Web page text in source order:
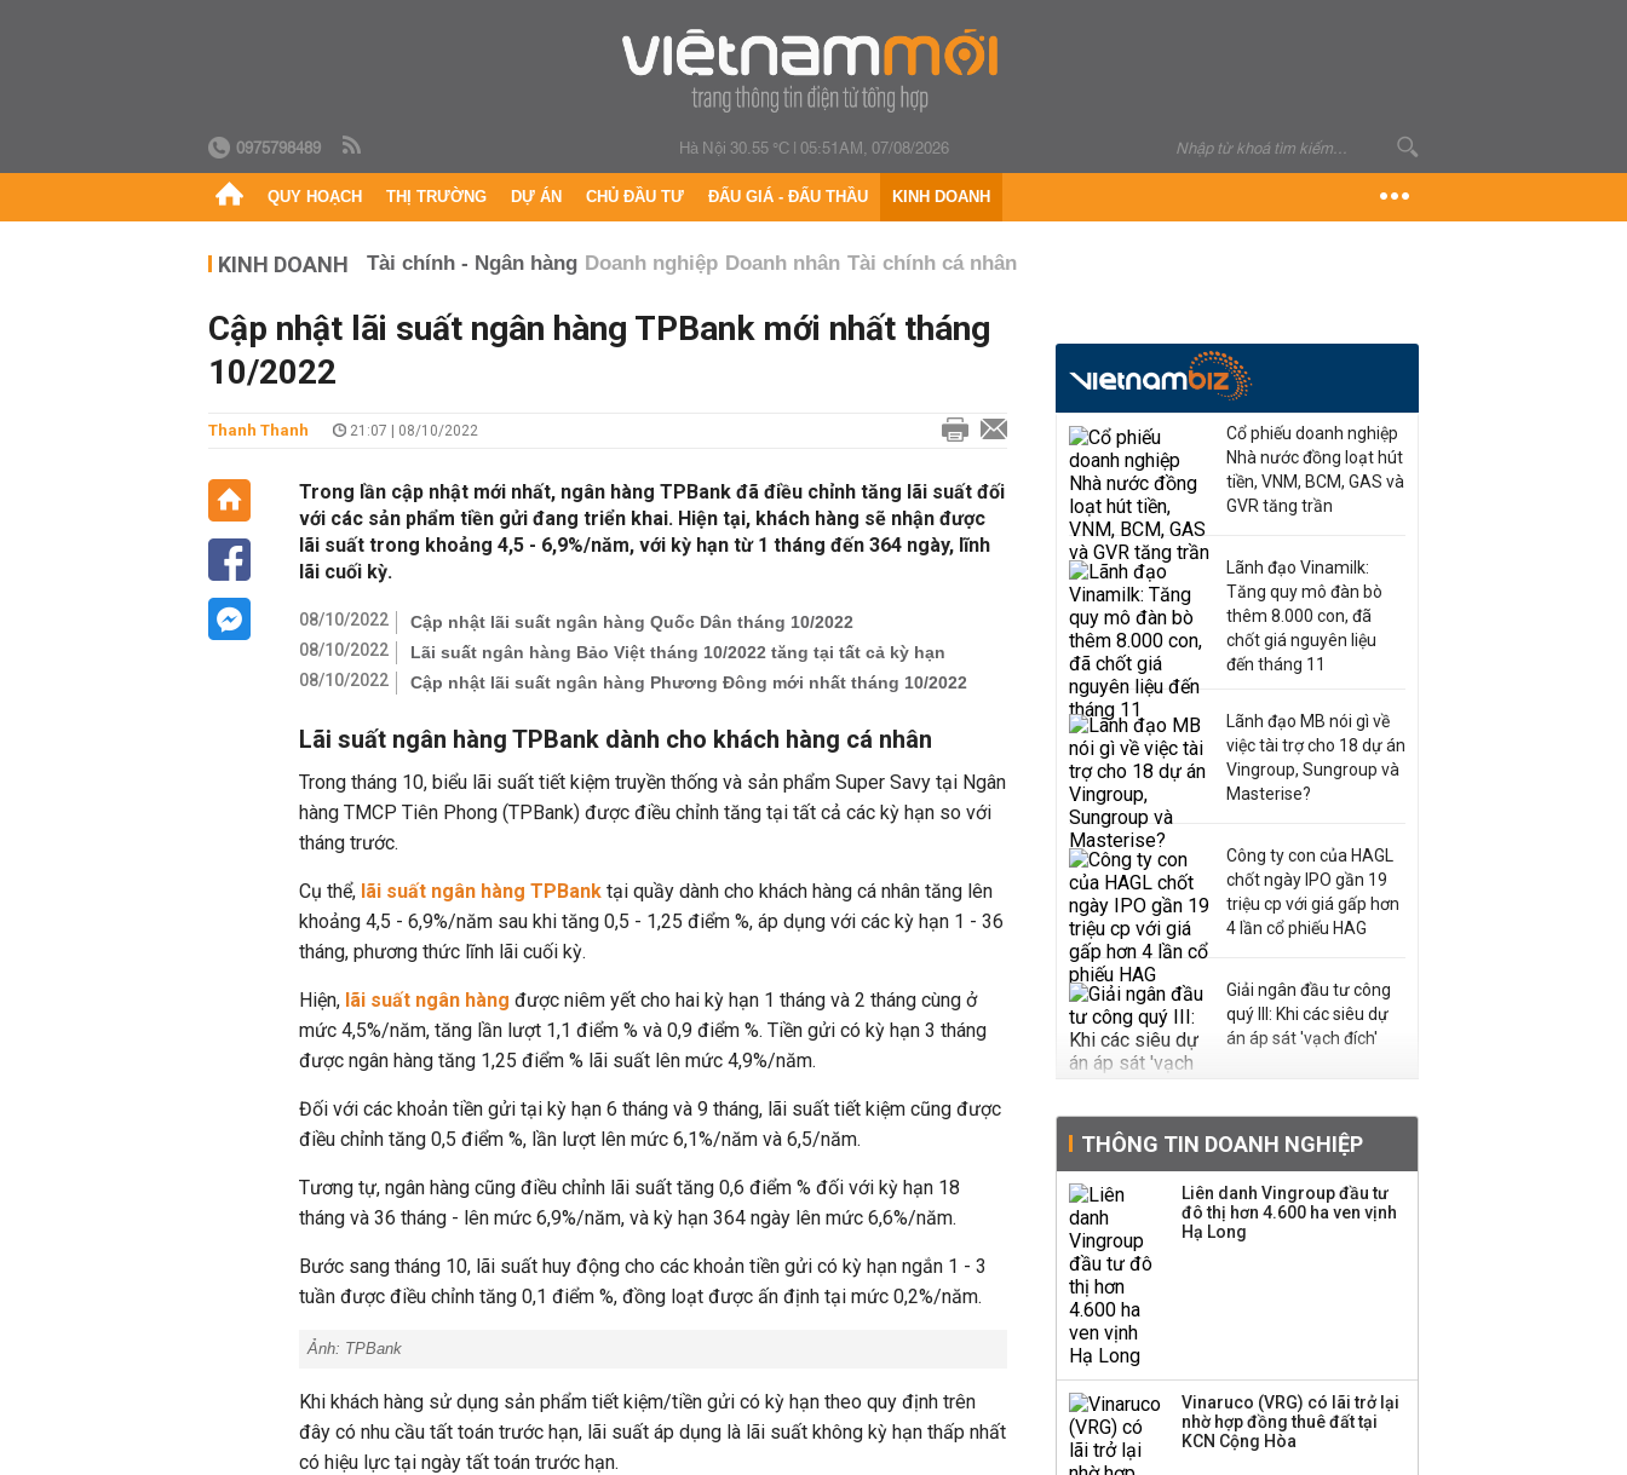
0975798489 Hà Nội 30.55 °C|05:51AM, 07/08/2026
QUY HOẠCH THỊ TRƯỜNG DỰ ÁN CHỦ ĐẦU TƯ ĐẤU GIÁ - ĐẤU THẦU KINH DOANH
KINH DOANH Tài chính - Ngân hàng Doanh nghiệp Doanh nhân Tài chính cá nhân
Cập nhật lãi suất ngân hàng TPBank mới nhất tháng
10/2022
Thanh Thanh 21:07 | 08/10/2022
Trong lần cập nhật mới nhất, ngân hàng TPBank đã điều chỉnh tăng lãi suất đối
với các sản phẩm tiền gửi đang triển khai. Hiện tại, khách hàng sẽ nhận được
lãi suất trong khoảng 4,5 - 6,9%/năm, với kỳ hạn từ 1 tháng đến 364 ngày, lĩnh
lãi cuối kỳ.
08/10/2022
Cập nhật lãi suất ngân hàng Quốc Dân tháng 10/2022
08/10/2022
Lãi suất ngân hàng Bảo Việt tháng 10/2022 tăng tại tất cả kỳ hạn
08/10/2022
Cập nhật lãi suất ngân hàng Phương Đông mới nhất tháng 10/2022
Lãi suất ngân hàng TPBank dành cho khách hàng cá nhân
Trong tháng 10, biểu lãi suất tiết kiệm truyền thống và sản phẩm Super Savy tại Ngân
hàng TMCP Tiên Phong (TPBank) được điều chỉnh tăng tại tất cả các kỳ hạn so với
tháng trước.
Cụ thể, lãi suất ngân hàng TPBank tại quầy dành cho khách hàng cá nhân tăng lên
khoảng 4,5 - 6,9%/năm sau khi tăng 0,5 - 1,25 điểm %, áp dụng với các kỳ hạn 1 - 36
tháng, phương thức lĩnh lãi cuối kỳ.
Hiện, lãi suất ngân hàng được niêm yết cho hai kỳ hạn 1 tháng và 2 tháng cùng ở
mức 4,5%/năm, tăng lần lượt 1,1 điểm % và 0,9 điểm %. Tiền gửi có kỳ hạn 3 tháng
được ngân hàng tăng 1,25 điểm % lãi suất lên mức 4,9%/năm.
Đối với các khoản tiền gửi tại kỳ hạn 6 tháng và 9 tháng, lãi suất tiết kiệm cũng được
điều chỉnh tăng 0,5 điểm %, lần lượt lên mức 6,1%/năm và 6,5/năm.
Tương tự, ngân hàng cũng điều chỉnh lãi suất tăng 0,6 điểm % đối với kỳ hạn 18
tháng và 36 tháng - lên mức 6,9%/năm, và kỳ hạn 364 ngày lên mức 6,6%/năm.
Bước sang tháng 10, lãi suất huy động cho các khoản tiền gửi có kỳ hạn ngắn 1 - 3
tuần được điều chỉnh tăng 0,1 điểm %, đồng loạt được ấn định tại mức 0,2%/năm.
Ảnh: TPBank
Khi khách hàng sử dụng sản phẩm tiết kiệm/tiền gửi có kỳ hạn theo quy định trên
đây có nhu cầu tất toán trước hạn, lãi suất áp dụng là lãi suất không kỳ hạn thấp nhất
có hiệu lực tại ngày tất toán trước hạn.
Cổ phiếu doanh nghiệp
Nhà nước đồng loạt hút
tiền, VNM, BCM, GAS và
GVR tăng trần
Lãnh đạo Vinamilk:
Tăng quy mô đàn bò
thêm 8.000 con, đã
chốt giá nguyên liệu
đến tháng 11
Lãnh đạo MB nói gì về
việc tài trợ cho 18 dự án
Vingroup, Sungroup và
Masterise?
Công ty con của HAGL
chốt ngày IPO gần 19
triệu cp với giá gấp hơn
4 lần cổ phiếu HAG
Giải ngân đầu tư công
quý III: Khi các siêu dự
án áp sát 'vạch đích'
triển quỹ hưu trí: Từ tiết
kiệm gia đình thành
nguồn cấp vốn dài hạn
và kinh nghiệm từ
Malaysia
Iran xem xét cấm tàu
THÔNG TIN DOANH NGHIỆP
Liên danh Vingroup đầu tư
đô thị hơn 4.600 ha ven vịnh
Hạ Long
Vinaruco (VRG) có lãi trở lại
nhờ hợp đồng thuê đất tại
KCN Cộng Hòa